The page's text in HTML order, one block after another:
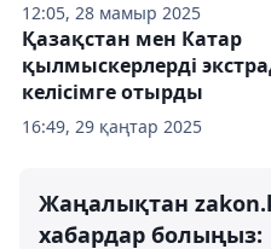
12:05, 28 мамыр 2025
16:49, 29 қаңтар 2025
Қазақстан мен Катар
қылмыскерлерді
келісімге отырды
Жаңалықтан
хабардар болыңыз: